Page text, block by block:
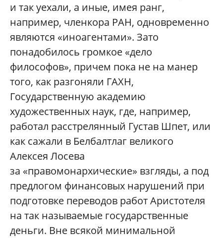
и так уехали, а иные, имея ранг,
например, членкора РАН, одновременно
являются «иноагентами». Зато
понадобилось громкое «дело
философов», причем пока не на манер
того, как разгоняли ГАХН,
Государственную академию
художественных наук, где, например,
работал расстрелянный Густав Шпет, или
как сажали в Белбалтлаг великого
Алексея Лосева
за «правомонархические» взгляды, а под
предлогом финансовых нарушений при
подготовке переводов работ Аристотеля
на так называемые государственные
деньги. Вне всякой минимальной